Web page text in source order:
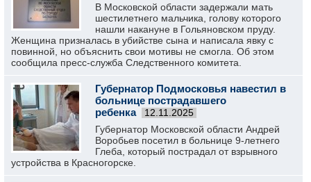
В Московской области задержали мать
шестилетнего мальчика, голову которого
нашли накануне в Гольяновском пруду.
Женщина призналась в убийстве сына и написала явку с
повинной, но объяснить свои мотивы не смогла. Об этом
сообщила пресс-служба Следственного комитета.
Губернатор Подмосковья навестил в
больнице пострадавшего
ребенка
12.11.2025
Губернатор Московской области Андрей
Воробьев посетил в больнице 9-летнего
Глеба, который пострадал от взрывного
устройства в Красногорске.